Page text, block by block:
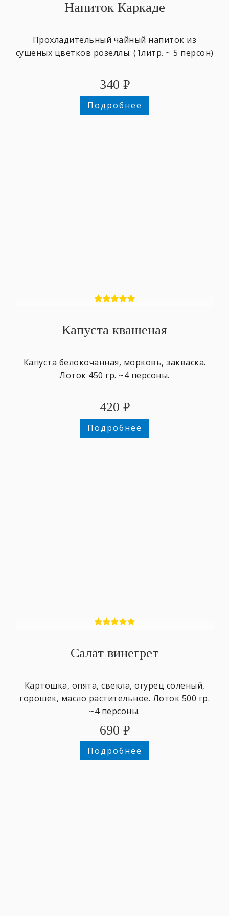
Напиток Каркаде
Прохладительный чайный напиток из
сушёных цветков розеллы. (1литр. ~ 5 персон)
340 ₽
Подробнее
Капуста квашеная
Капуста белокочанная, морковь, закваска.
Лоток 450 гр. ~4 персоны.
420 ₽
Подробнее
Салат винегрет
Картошка, опята, свекла, огурец соленый,
горошек, масло растительное. Лоток 500 гр.
~4 персоны.
690 ₽
Подробнее